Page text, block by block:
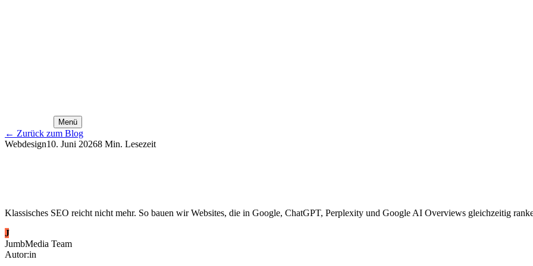
Menü
← Zurück zum Blog
Webdesign10. Juni 20268 Min. Lesezeit
Klassisches SEO reicht nicht mehr. So bauen wir Websites, die in Google, ChatGPT, Perplexity und Google AI Overviews gleichzeitig
J
JumbMedia Team
Autor:in